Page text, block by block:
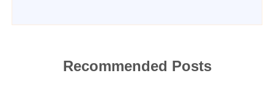
Recommended Posts